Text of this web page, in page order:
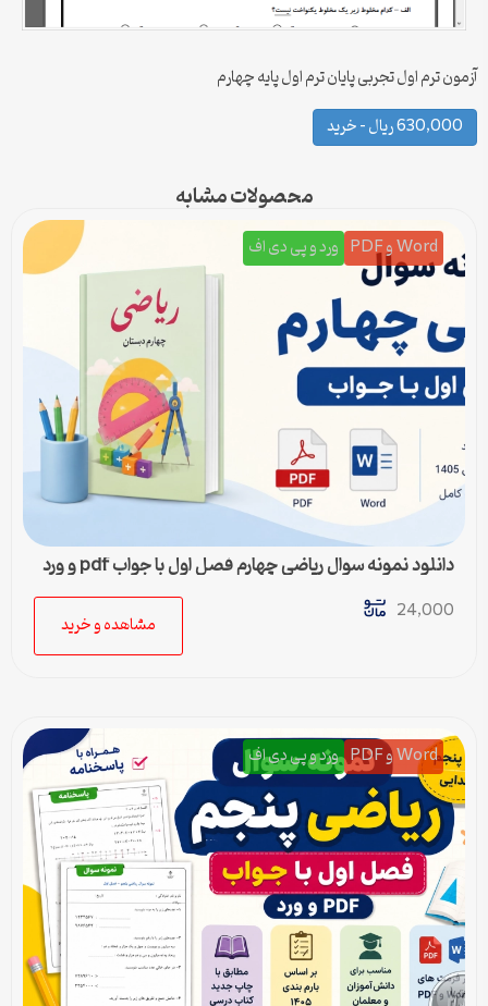
آزمون ترم اول تجربی پایان ترم اول پایه چهارم
630,000 ریال – خرید
محصولات مشابه
Word و PDF ورد و پی دی اف
دانلود نمونه سوال ریاضی چهارم فصل اول با جواب pdf و ورد
24,000
مشاهده و خرید
Word و PDF ورد و پی دی اف